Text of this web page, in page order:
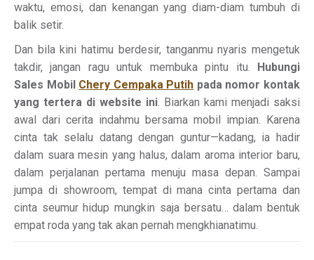
waktu, emosi, dan kenangan yang diam-diam tumbuh di
balik setir.
Dan bila kini hatimu berdesir, tanganmu nyaris mengetuk
takdir, jangan ragu untuk membuka pintu itu. Hubungi
Sales Mobil Chery Cempaka Putih pada nomor kontak
yang tertera di website ini. Biarkan kami menjadi saksi
awal dari cerita indahmu bersama mobil impian. Karena
cinta tak selalu datang dengan guntur—kadang, ia hadir
dalam suara mesin yang halus, dalam aroma interior baru,
dalam perjalanan pertama menuju masa depan. Sampai
jumpa di showroom, tempat di mana cinta pertama dan
cinta seumur hidup mungkin saja bersatu… dalam bentuk
empat roda yang tak akan pernah mengkhianatimu.